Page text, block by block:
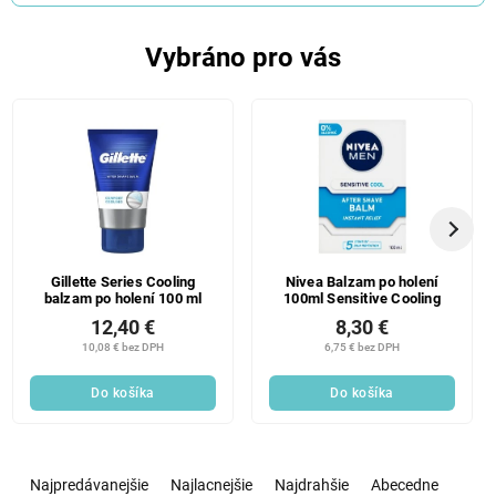
Vybráno pro vás
Gillette Series Cooling
balzam po holení 100 ml
10,08 € bez DPH
12,40 €
Do košíka
Nivea Balzam po holení
100ml Sensitive Cooling
6,75 € bez DPH
8,30 €
Do košíka
Najpredávanejšie Najlacnejšie Najdrahšie Abecedne